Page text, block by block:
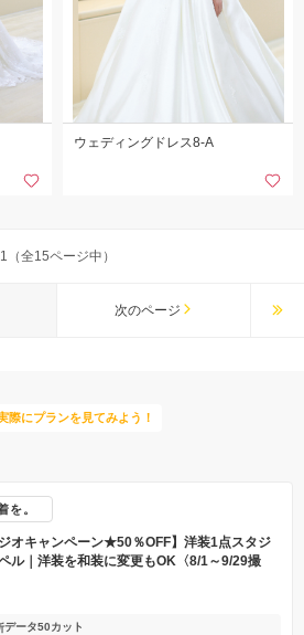
ウェディングドレス8-A
1（全15ページ中）
次のページ
際にプランを見てみよう！
を。
ジオキャンペーン★50％OFF】洋装1点スタジ
ル｜洋装を和装に変更もOK〈8/1～9/29撮
データ50カット